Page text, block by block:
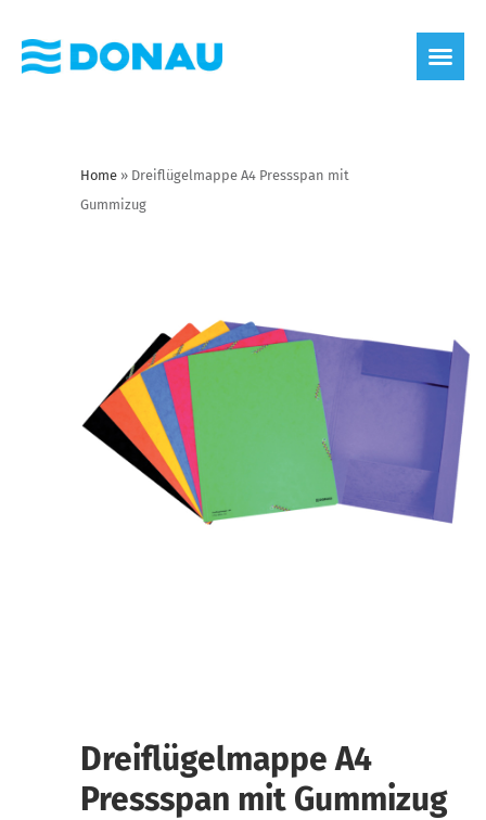
Home » Dreiflügelmappe A4 Pressspan mit
Gummizug
Dreiflügelmappe A4
Pressspan mit Gummizug